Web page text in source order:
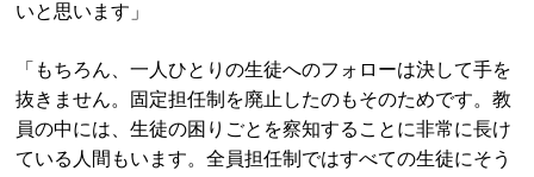
いと思います」
「もちろん、一人ひとりの生徒へのフォローは決して手を
抜きません。固定担任制を廃止したのもそのためです。教
員の中には、生徒の困りごとを察知することに非常に長け
ている人間もいます。全員担任制ではすべての生徒にそう